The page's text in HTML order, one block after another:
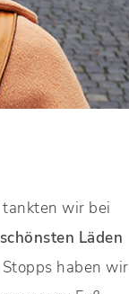
tankten wir bei
Läden
haben wir